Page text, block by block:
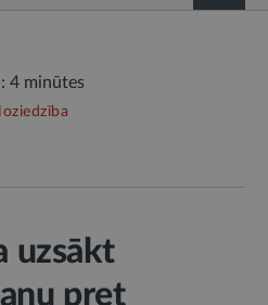
4 minūtes
uzsākt
pret